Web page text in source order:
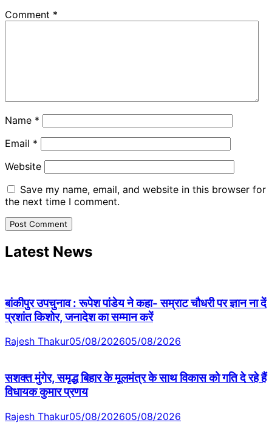
Comment *
Name *
Email *
Website
Save my name, email, and website in this browser for
the next time I comment.
Latest News
बांकीपुर उपचुनाव : रूपेश पांडेय ने कहा- सम्राट चौधरी पर ज्ञान ना दें
प्रशांत किशोर, जनादेश का सम्मान करें
Rajesh Thakur05/08/202605/08/2026
सशक्त मुंगेर, समृद्ध बिहार के मूलमंत्र के साथ विकास को गति दे रहे हैं
विधायक कुमार प्रणय
Rajesh Thakur05/08/202605/08/2026